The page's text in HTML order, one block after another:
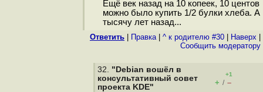
Ещё век назад на 10 копеек, 10 центов
можно было купить 1/2 булки хлеба. А
тысячу лет назад...
Ответить Правка| ^ к родителю #30 Наверх
Cообщить модератору
32. "Debian вошёл в
консультативный cовет
проекта KDE"
+1
+ / –